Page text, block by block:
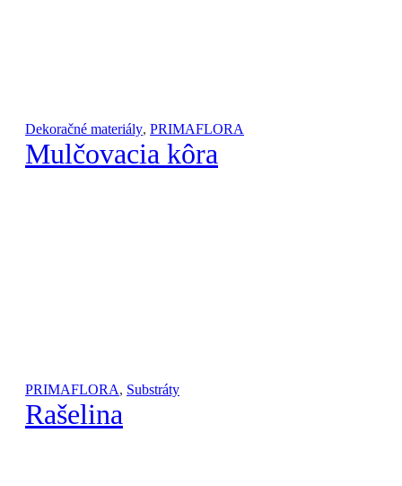
Dekoračné materiály, PRIMAFLORA
Mulčovacia kôra
PRIMAFLORA, Substráty
Rašelina